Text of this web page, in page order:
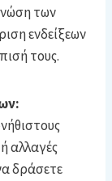
των
ενδείξεων
τους.
αλλαγές
δράσετε